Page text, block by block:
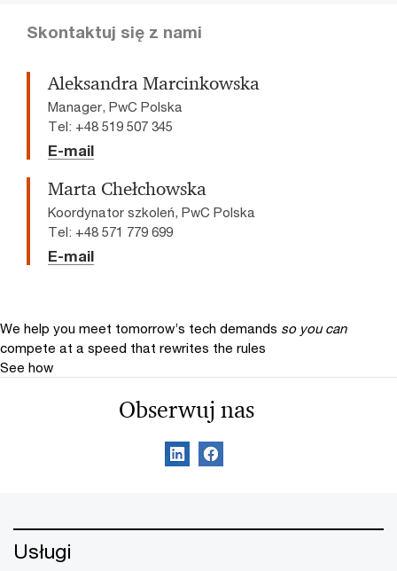
Skontaktuj się z nami
Aleksandra Marcinkowska
Manager, PwC Polska
Tel: +48 519 507 345
E-mail
Marta Chełchowska
Koordynator szkoleń, PwC Polska
Tel: +48 571 779 699
E-mail
We help you meet tomorrow’s tech demands so you can
compete at a speed that rewrites the rules
See how
Obserwuj nas
Usługi